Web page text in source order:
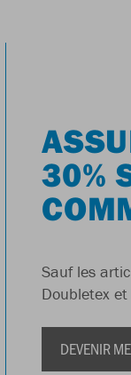
30%
Sauf les
Doubletex
DEVENIR